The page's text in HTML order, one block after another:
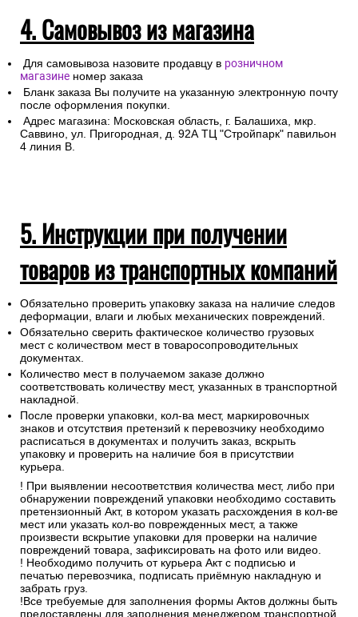
4. Самовывоз из магазина
Для самовывоза назовите продавцу в розничном
магазине номер заказа
Бланк заказа Вы получите на указанную электронную почту
после оформления покупки.
Адрес магазина: Московская область, г. Балашиха, мкр.
Саввино, ул. Пригородная, д. 92А ТЦ "Стройпарк" павильон
4 линия В.
5. Инструкции при получении
товаров из транспортных компаний
Обязательно проверить упаковку заказа на наличие следов
деформации, влаги и любых механических повреждений.
Обязательно сверить фактическое количество грузовых
мест с количеством мест в товаросопроводительных
документах.
Количество мест в получаемом заказе должно
соответствовать количеству мест, указанных в транспортной
накладной.
После проверки упаковки, кол-ва мест, маркировочных
знаков и отсутствия претензий к перевозчику необходимо
расписаться в документах и получить заказ, вскрыть
упаковку и проверить на наличие боя в присутствии
курьера.
! При выявлении несоответствия количества мест, либо при
обнаружении повреждений упаковки необходимо составить
претензионный Акт, в котором указать расхождения в кол-ве
мест или указать кол-во поврежденных мест, а также
произвести вскрытие упаковки для проверки на наличие
повреждений товара, зафиксировать на фото или видео.
! Необходимо получить от курьера Акт с подписью и
печатью перевозчика, подписать приёмную накладную и
забрать груз.
!Все требуемые для заполнения формы Актов должны быть
предоставлены для заполнения менеджером транспортной